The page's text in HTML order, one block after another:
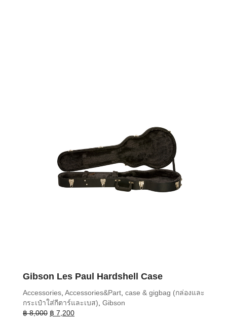
Gibson Les Paul Hardshell Case
Accessories, Accessories&Part, case & gigbag (กล่องและ
กระเป๋าใส่กีตาร์และเบส), Gibson
฿8,000 Original
฿ 7,200Current